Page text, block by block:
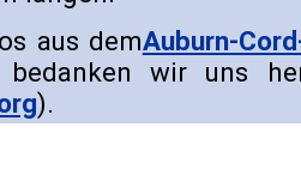
aus demAuburn-
bedanken wir uns
).